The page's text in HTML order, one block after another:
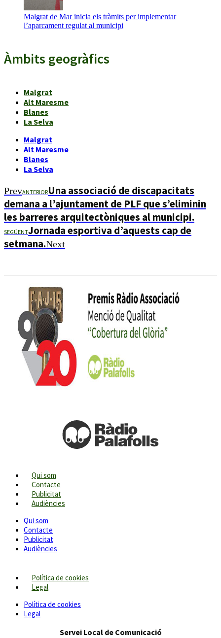
Malgrat de Mar inicia els tràmits per implementar
l’aparcament regulat al municipi
Àmbits geogràfics
Malgrat
Alt Maresme
Blanes
La Selva
Malgrat
Alt Maresme
Blanes
La Selva
PrevANTERIORUna associació de discapacitats
demana a l’ajuntament de PLF que s’eliminin
les barreres arquitectòniques al municipi.
SEGÜENTJornada esportiva d’aquests cap de
setmana.Next
Qui som
Contacte
Publicitat
Audiències
Qui som
Contacte
Publicitat
Audiències
Política de cookies
Legal
Política de cookies
Legal
Servei Local de Comunicació